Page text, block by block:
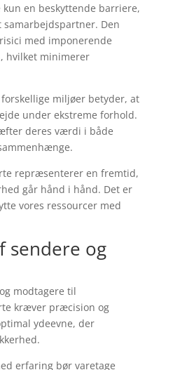
kun en beskyttende barriere,
Den
med imponerende
hvilket minimerer
miljøer betyder, at
under ekstreme forhold.
deres værdi i både
repræsenterer en fremtid,
går hånd i hånd. Det er
vores ressourcer med
sendere og
modtagere til
kræver præcision og
ydeevne, der
erfaring bør varetage